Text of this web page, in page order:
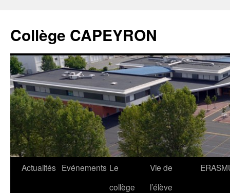
Collège CAPEYRON
Actualités Evénements Le
collège
Vie de
l’élève